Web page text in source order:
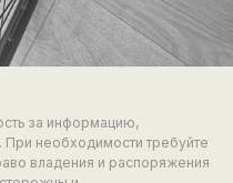
за информацию,
необходимости требуйте
владения и распоряжения